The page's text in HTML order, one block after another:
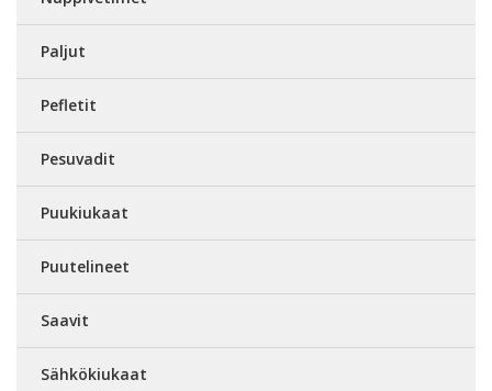
Paljut
Pefletit
Pesuvadit
Puukiukaat
Puutelineet
Saavit
Sähkökiukaat